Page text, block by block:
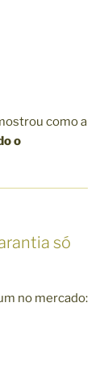
como a
o
só
no mercado: